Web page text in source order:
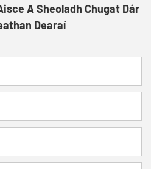
A Sheoladh Chugat Dár
Dearaí